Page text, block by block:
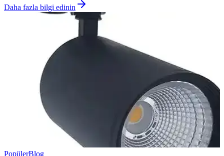
Daha fazla bilgi edinin
PopülerBlog